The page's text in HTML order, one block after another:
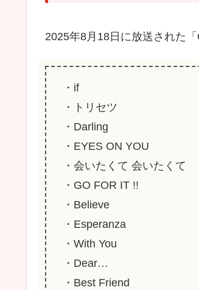
2025年8月18日に放送された
・if
・トリセツ
・Darling
・EYES ON YOU
・会いたくて 会いたくて
・GO FOR IT !!
・Believe
・Esperanza
・With You
・Dear…
・Best Friend